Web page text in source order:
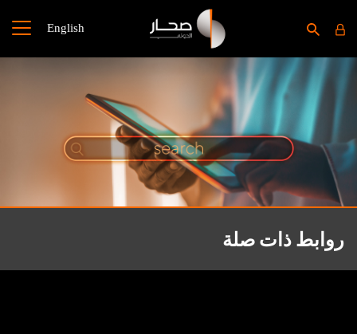
English
روابط ذات صلة